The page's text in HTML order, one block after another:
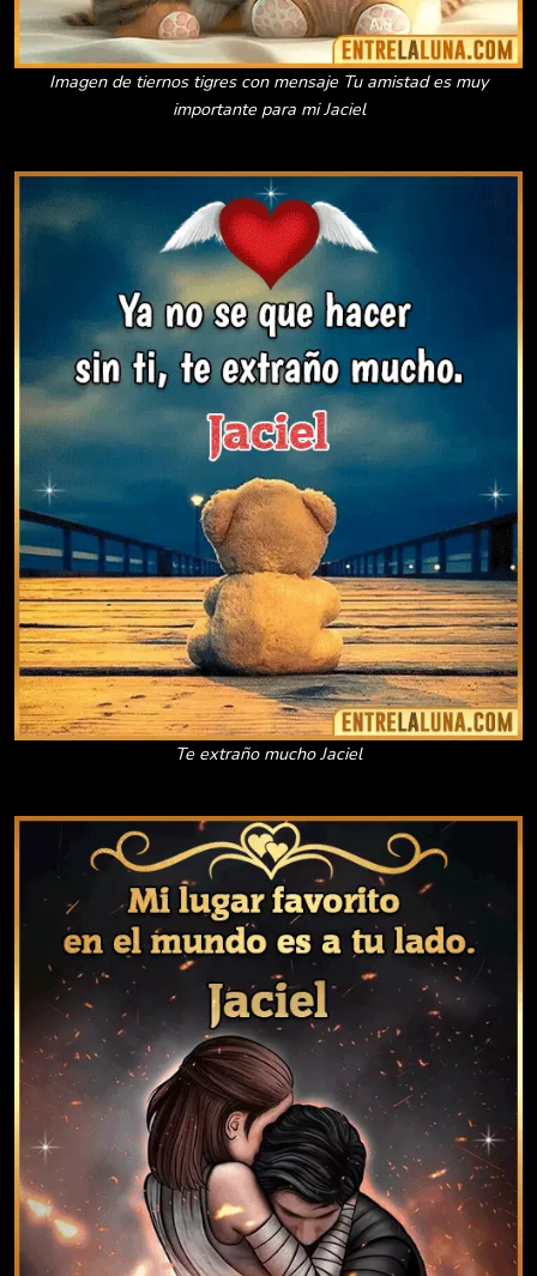
Imagen de tiernos tigres con mensaje Tu amistad es muy
importante para mi Jaciel
Te extraño mucho Jaciel